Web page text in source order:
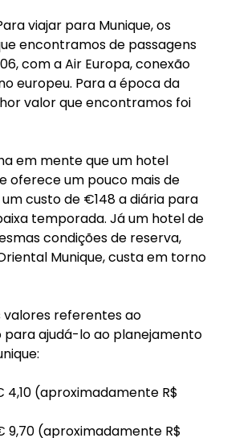
viajar para Munique, os
encontramos de passagens
com a Air Europa, conexão
europeu. Para a época da
valor que encontramos foi
em mente que um hotel
oferece um pouco mais de
custo de €148 a diária para
temporada. Já um hotel de
condições de reserva,
Munique, custa em torno
valores referentes ao
ajudá-lo ao planejamento
4,10 (aproximadamente R$
9,70 (aproximadamente R$